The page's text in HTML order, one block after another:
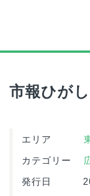
市報ひが
エリア
カテゴリー
発行日